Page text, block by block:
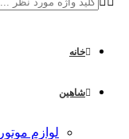
خانه
شاهین
لوازم